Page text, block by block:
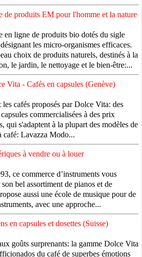
de produits EM pour l'homme et la nature
en ligne de produits bio dotés du sigle
les micro-organismes efficaces.
choix de produits naturels, destinés à la
le jardin, le nettoyage et le bien-être:...
Vita - Cafés en capsules (Genève)
cafés proposés par Dolce Vita: des
commercialisées à des prix
qui s'adaptent à la plupart des modèles de
café: Lavazza Modo...
à vendre ou à louer
ce commerce d’instruments vous
bel assortiment de pianos et de
aussi une école de musique pour de
avec une approche...
en capsules et dosettes (Suisse)
goûts surprenants: la gamme Dolce Vita
du café de superbes émotions